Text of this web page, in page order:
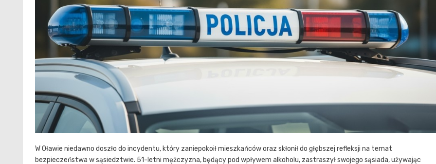
W Oławie niedawno doszło do incydentu, który zaniepokoił mieszkańców oraz skłonił do głębszej refleksji na temat
bezpieczeństwa w sąsiedztwie. 51-letni mężczyzna, będący pod wpływem alkoholu, zastraszył swojego sąsiada, używając